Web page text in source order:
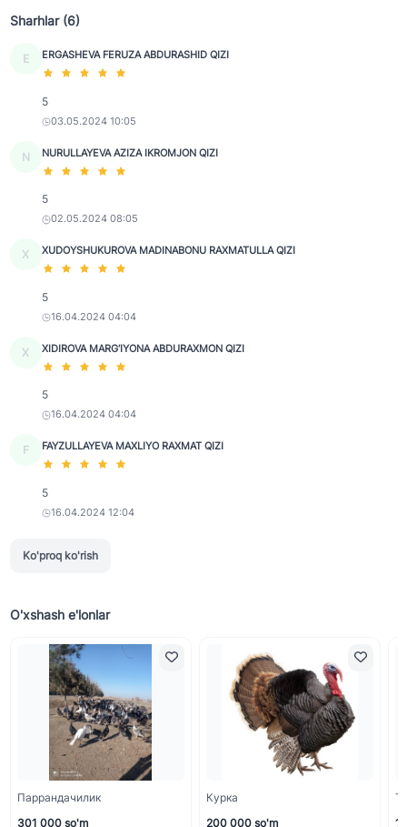
Sharhlar (6)
E ERGASHEVA FERUZA ABDURASHID QIZI
5
03.05.2024 10:05
N NURULLAYEVA AZIZA IKROMJON QIZI
5
02.05.2024 08:05
X XUDOYSHUKUROVA MADINABONU RAXMATULLA QIZI
5
16.04.2024 04:04
X XIDIROVA MARG‘IYONA ABDURAXMON QIZI
5
16.04.2024 04:04
F FAYZULLAYEVA MAXLIYO RAXMAT QIZI
5
16.04.2024 12:04
Ko'proq ko'rish
O'xshash e'lonlar
Паррандачилик
301 000 so'm
Курка
200 000 so'm